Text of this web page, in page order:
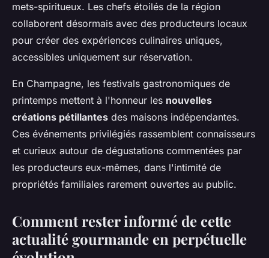
mets-spiritueux. Les chefs étoilés de la région
collaborent désormais avec des producteurs locaux
pour créer des expériences culinaires uniques,
accessibles uniquement sur réservation.
En Champagne, les festivals gastronomiques de
printemps mettent à l'honneur les nouvelles
créations pétillantes des maisons indépendantes.
Ces événements privilégiés rassemblent connaisseurs
et curieux autour de dégustations commentées par
les producteurs eux-mêmes, dans l'intimité de
propriétés familiales rarement ouvertes au public.
Comment rester informé de cette
actualité gourmande en perpétuelle